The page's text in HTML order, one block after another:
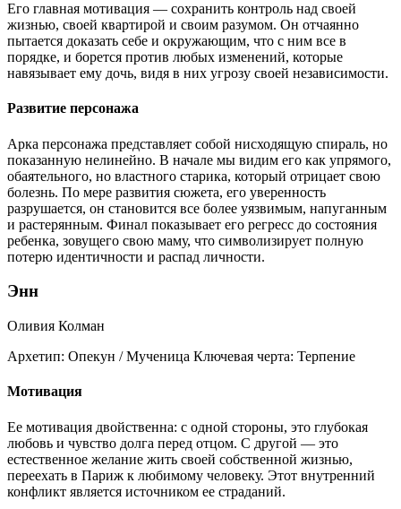
Его главная мотивация — сохранить контроль над своей
жизнью, своей квартирой и своим разумом. Он отчаянно
пытается доказать себе и окружающим, что с ним все в
порядке, и борется против любых изменений, которые
навязывает ему дочь, видя в них угрозу своей независимости.
Развитие персонажа
Арка персонажа представляет собой нисходящую спираль, но
показанную нелинейно. В начале мы видим его как упрямого,
обаятельного, но властного старика, который отрицает свою
болезнь. По мере развития сюжета, его уверенность
разрушается, он становится все более уязвимым, напуганным
и растерянным. Финал показывает его регресс до состояния
ребенка, зовущего свою маму, что символизирует полную
потерю идентичности и распад личности.
Энн
Оливия Колман
Архетип: Опекун / Мученица Ключевая черта: Терпение
Мотивация
Ее мотивация двойственна: с одной стороны, это глубокая
любовь и чувство долга перед отцом. С другой — это
естественное желание жить своей собственной жизнью,
переехать в Париж к любимому человеку. Этот внутренний
конфликт является источником ее страданий.